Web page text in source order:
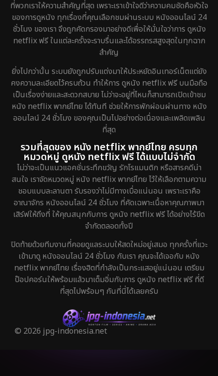
ที่พวกเราให้ความสำคัญที่สุด เพราะเราเข้าใจดีว่าความคมชัดคือหัวใจ
ของการดูหนัง ทุกเรื่องที่คุณเลือกชมผ่านระบบ หนังออนไลน์ 24
ชั่วโมง ของเรา จึงถูกคัดกรองมาอย่างดีเพื่อให้มั่นใจว่าการ ดูหนัง
netflix ฟรี ในแต่ละครั้งจะราบรื่นและได้อรรถรสสูงสุดในทุกฉาก
สำคัญ
ยิ่งไปกว่านั้น ระบบยังถูกปรับแต่งมาให้ประหยัดอินเทอร์เน็ตแต่ยัง
คงความละเอียดไว้ครบถ้วน ทำให้การ ดูหนัง netflix ฟรี บนมือถือ
เป็นเรื่องง่ายและสะดวกสบาย ไม่ว่าจะอยู่ที่ไหนก็สามารถเปิดเข้าชม
หนัง netflix พากย์ไทย ได้ทันที ช่วยให้การพักผ่อนผ่านทาง หนัง
ออนไลน์ 24 ชั่วโมง ของคุณเป็นไปอย่างต่อเนื่องและเพลิดเพลิน
ที่สุด
รวมที่สุดของ หนัง netflix พากย์ไทย ครบทุก
หมวดหมู่ ดูหนัง netflix ฟรี ได้แบบไม่จำกัด
ไม่ว่าจะเป็นแนวแอคชั่นระทึกขวัญ รักโรแมนติก หรือสารคดีน่า
สนใจ เราจัดหมวดหมู่ หนัง netflix พากย์ไทย ไว้ให้เลือกตามความ
ชอบแบบละลานตา รับรองว่าไม่มีทางเบื่อแน่นอน เพราะเราคือ
อาณาจักร หนังออนไลน์ 24 ชั่วโมง ที่คัดเฉพาะเนื้อหาคุณภาพมา
เสิร์ฟให้ถึงที่ ให้คุณสนุกกับการ ดูหนัง netflix ฟรี ได้อย่างไร้ขีด
จำกัดตลอดทั้งปี
ปิดท้ายด้วยทีมงานที่คอยดูแลระบบให้สดใหม่อยู่เสมอ ทุกครั้งที่แวะ
เข้ามาดู หนังออนไลน์ 24 ชั่วโมง กับเรา คุณจะได้เจอกับ หนัง
netflix พากย์ไทย เรื่องฮิตที่กำลังเป็นกระแสอยู่แน่นอน เตรียม
ป๊อปคอร์นให้พร้อมแล้วมาเต็มอิ่มกับการ ดูหนัง netflix ฟรี ที่ดี
ที่สุดไปพร้อมๆ กันที่นี่ได้เลยครับ
© 2026 jpg-indonesia.net